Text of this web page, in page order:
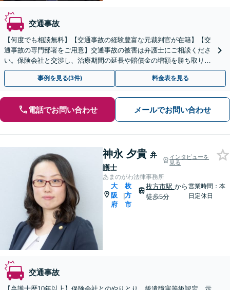
交通事故
【何度でも相談無料】【交通事故の経験豊富な元裁判官が在籍】【交
通事故の専門部署をご用意】交通事故の被害は弁護士にご相談くださ
い。保険会社と交渉し、治療期間の延長や賠償金の増額を勝ち取りま
す。後遺障害の等級認定の手続きなどもお任せください。
事例を見る(3件) 料金表を見る
電話でお問い合わせ メールでお問い合わせ
神永 夕貴 弁
護士
インタビューを
見る
あまのがわ法律事務所
大
阪
府
|
枚
方
市
枚方市駅 から
徒歩5分
営業時間：本
日定休日
交通事故